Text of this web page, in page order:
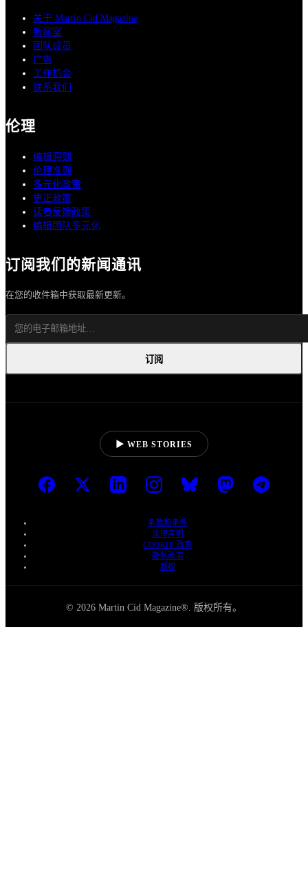
关于 Martin Cid Magazine
新闻室
团队成员
广告
工作机会
联系我们
伦理
编辑原则
伦理准则
多元化政策
更正政策
读者反馈政策
编辑团队多元化
订阅我们的新闻通讯
在您的收件箱中获取最新更新。
订阅
▶ WEB STORIES
条款和条件
法律声明
COOKIE 政策
隐私政策
版权
© 2026 Martin Cid Magazine®. 版权所有。